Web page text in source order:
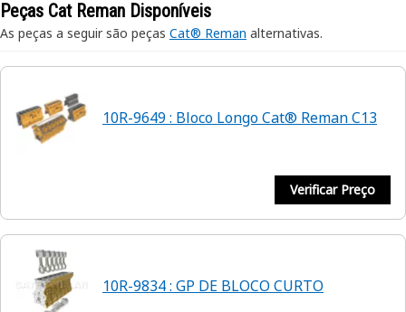
Peças Cat Reman Disponíveis
As peças a seguir são peças Cat® Reman alternativas.
10R-9649 : Bloco Longo Cat® Reman C13
Verificar Preço
10R-9834 : GP DE BLOCO CURTO